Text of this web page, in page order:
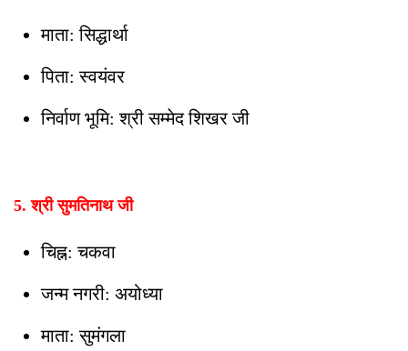
माता: सिद्धार्था
पिता: स्वयंवर
निर्वाण भूमि: श्री सम्मेद शिखर जी
5. श्री सुमतिनाथ जी
चिह्न: चकवा
जन्म नगरी: अयोध्या
माता: सुमंगला